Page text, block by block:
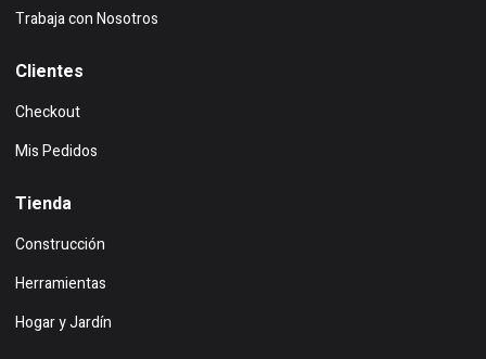
Trabaja con Nosotros
Clientes
Checkout
Mis Pedidos
Tienda
Construcción
Herramientas
Hogar y Jardín